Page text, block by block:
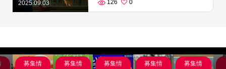
2025.09.03 126 0
募集情
サブス
募集情
名古屋
募集情
【関
募集情
主演募
募集情
サブス